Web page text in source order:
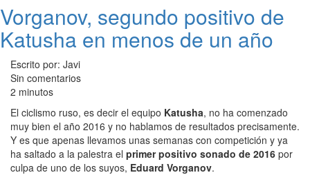
Vorganov, segundo positivo de
Katusha en menos de un año
Escrito por: Javi
Sin comentarios
2 minutos
El ciclismo ruso, es decir el equipo Katusha, no ha comenzado
muy bien el año 2016 y no hablamos de resultados precisamente.
Y es que apenas llevamos unas semanas con competición y ya
ha saltado a la palestra el primer positivo sonado de 2016 por
culpa de uno de los suyos, Eduard Vorganov.